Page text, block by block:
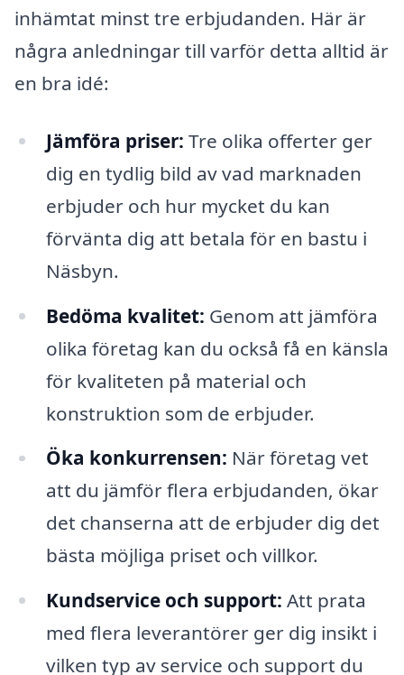
inhämtat minst tre erbjudanden. Här är
några anledningar till varför detta alltid är
en bra idé:
Jämföra priser: Tre olika offerter ger
dig en tydlig bild av vad marknaden
erbjuder och hur mycket du kan
förvänta dig att betala för en bastu i
Näsbyn.
Bedöma kvalitet: Genom att jämföra
olika företag kan du också få en känsla
för kvaliteten på material och
konstruktion som de erbjuder.
Öka konkurrensen: När företag vet
att du jämför flera erbjudanden, ökar
det chanserna att de erbjuder dig det
bästa möjliga priset och villkor.
Kundservice och support: Att prata
med flera leverantörer ger dig insikt i
vilken typ av service och support du